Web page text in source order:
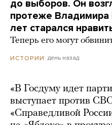
до выборов. Он
протеже Владимира
лет старался
Теперь его могут
ИСТОРИИ день назад
«В Госдуму идет
выступает против
«Справедливой